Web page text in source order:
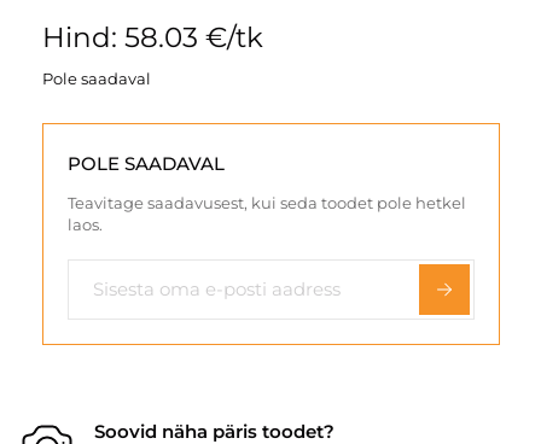
Hind: 58.03 €/tk
Pole saadaval
POLE SAADAVAL
Teavitage saadavusest, kui seda toodet pole hetkel
laos.
Soovid näha päris toodet?